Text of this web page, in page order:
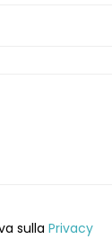
sulla Privacy